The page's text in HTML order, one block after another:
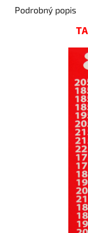
Podrobný popis